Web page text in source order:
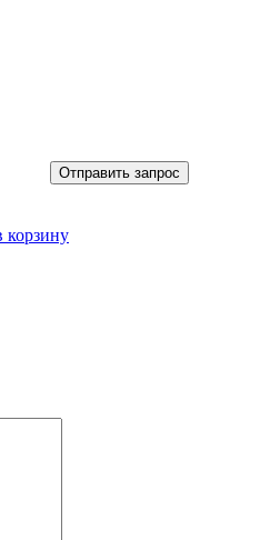
Отправить запрос
корзину